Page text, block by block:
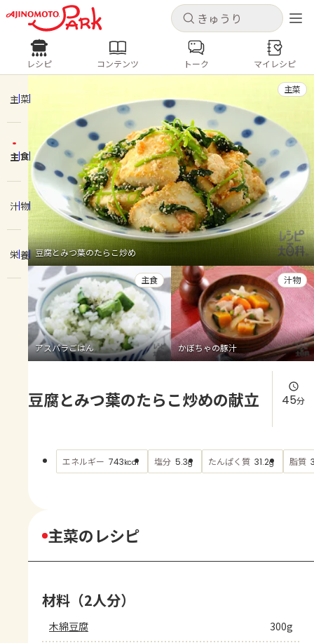
キャンセル
ログインするとレシピを保存できます
新規登録
ホーム
コンテンツ
レシピ
トーク
よくあるお問い合わせ
お買い物
AJINOMOTO PARK とは
キャンセル
レシピ コンテンツ
人気の食材・レシピ
きゅうり なす トマト
とうもろこし
ピーマン
みょうが ゴーヤ
レシピ コンテンツ トーク マイレシピ
主菜
主食
汁物
栄養 豆腐とみつ葉のたらこ炒め
主菜
アスパラごはん
主食
かぼちゃの豚汁
汁物
豆腐とみつ葉のたらこ炒めの献立 45分
エネルギー 743kcal 塩分 5.3g たんぱく質 31.2g 脂質
主菜のレシピ
材料（2人分）
木綿豆腐 300g